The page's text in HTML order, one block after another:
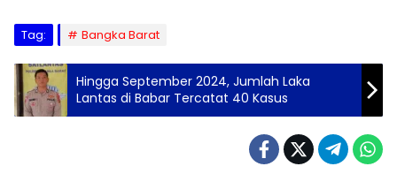
Tag: Bangka Barat
Hingga September 2024, Jumlah Laka
Lantas di Babar Tercatat 40 Kasus